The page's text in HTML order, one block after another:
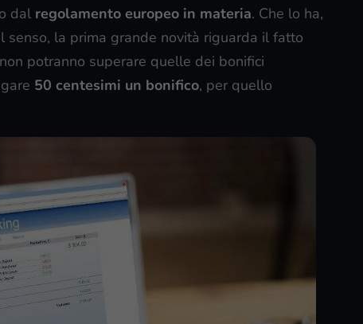
dal regolamento europeo in materia. Che lo ha,
la prima grande novità riguarda il fatto
potranno superare quelle dei bonifici
50 centesimi un bonifico, per quello